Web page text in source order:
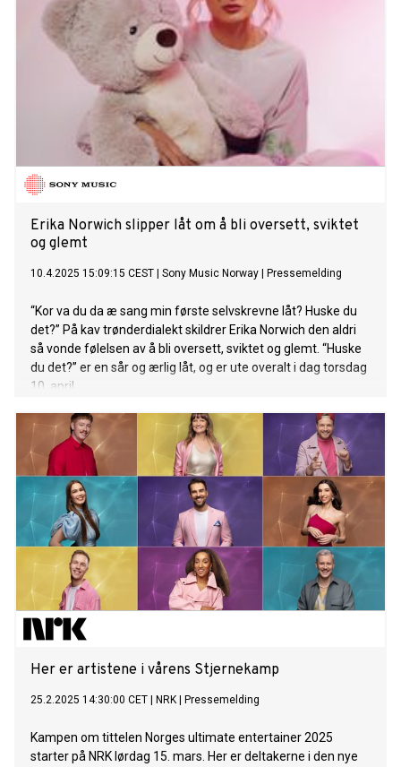
Erika Norwich slipper låt om å bli oversett, sviktet
og glemt
10.4.2025 15:09:15 CEST Sony Music Norway Pressemelding
“Kor va du da æ sang min første selvskrevne låt? Huske du
det?” På kav trønderdialekt skildrer Erika Norwich den aldri
så vonde følelsen av å bli oversett, sviktet og glemt. “Huske
du det?” er en sår og ærlig låt, og er ute overalt i dag torsdag
10. april.
Her er artistene i vårens Stjernekamp
25.2.2025 14:30:00 CET NRK Pressemelding
Kampen om tittelen Norges ultimate entertainer 2025
starter på NRK lørdag 15. mars. Her er deltakerne i den nye